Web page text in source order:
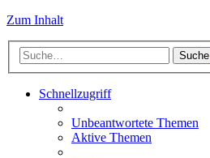
Zum Inhalt
Suche
Schnellzugriff
Unbeantwortete Themen
Aktive Themen